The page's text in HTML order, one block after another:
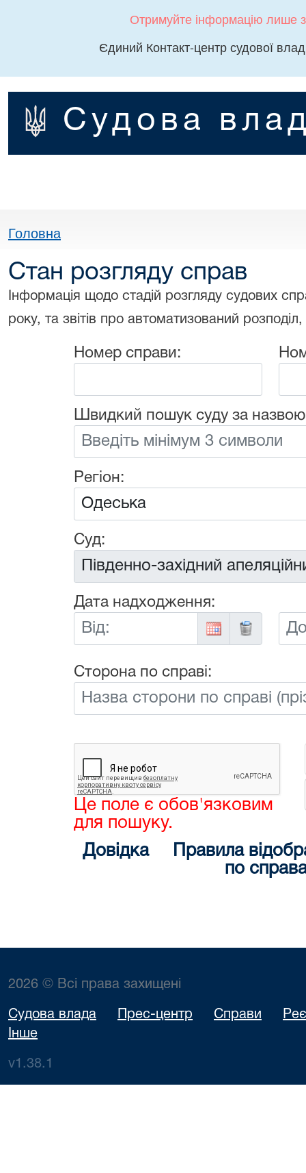
Отримуйте інформацію лише
Єдиний Контакт-центр судової
Судова
Головна
Стан розгляду справ
Інформація щодо стадій розгляду судових
року, та звітів про автоматизований
Номер справи:
Швидкий пошук суду за
Регіон:
Суд:
Дата надходження:
Від:
До:
Сторона по справі:
Це поле є обов'язковим
для пошуку.
Довідка
Правила
по
2026 © Всі права захищені
Судова влада Прес-центр Справи
Інше
v1.38.1